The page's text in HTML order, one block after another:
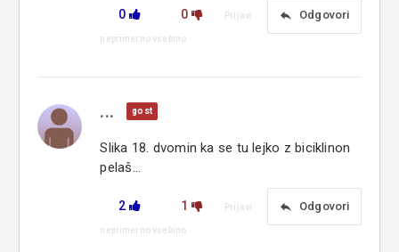
0 0 reply Odgovori
Prijavi
neprimerno vsebino
... gost
Slika 18. dvomin ka se tu lejko z biciklinon
pelaš...
2 1 reply Odgovori
Prijavi
neprimerno vsebino